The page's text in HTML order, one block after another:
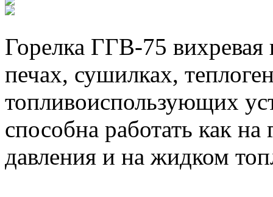
Горелка ГГВ-75 вихревая
печах, сушилках,
топливоиспользующих
способна работать как на
давления и на жидком